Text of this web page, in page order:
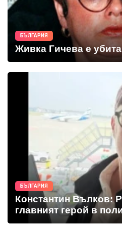
БЪЛГАРИЯ
Живка Гичева е
БЪЛГАРИЯ
Константин Вълков:
главният герой в